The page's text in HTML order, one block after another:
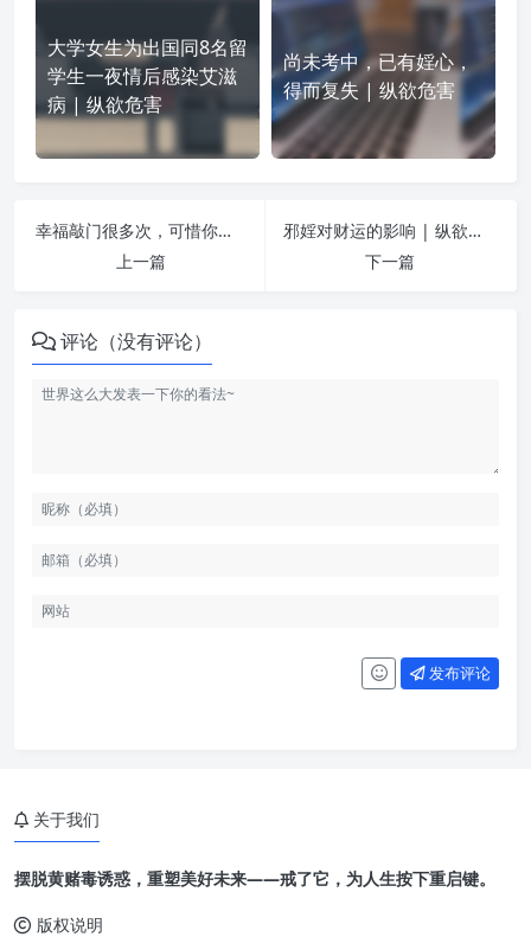
大学女生为出国同8名留
学生一夜情后感染艾滋
病 | 纵欲危害
尚未考中，已有婬心，
得而复失 | 纵欲危害
幸福敲门很多次，可惜你不在家 | 纵欲危害
上一篇
邪婬对财运的影响 | 纵欲危害
下一篇
评论（没有评论）
发布评论
关于我们
摆脱黄赌毒诱惑，重塑美好未来——戒了它，为人生按下重启键。
版权说明